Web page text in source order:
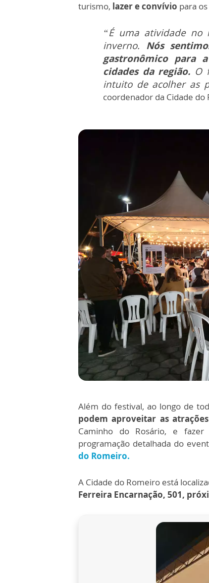
turismo, lazer e convívio para
“É uma atividade no
inverno. Nós
gastronômico para
cidades da região. O
intuito de acolher as
coordenador da Cidade do
Além do festival, ao longo de
podem aproveitar as
Caminho do Rosário, e
programação detalhada do
do Romeiro.
A Cidade do Romeiro está
Ferreira Encarnação, 501,